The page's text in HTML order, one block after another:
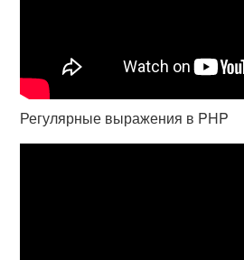
Регулярные выражения в PHP